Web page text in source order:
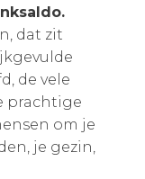
dat zit
de vele
prachtige
om je
je gezin,